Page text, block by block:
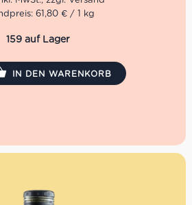
extra von Giuliano Tartufi ist mit
weißen Trüffel perfekt für einen
Doch unsere liebste Art das
zu genießen, ist es auf eine
Dazu ein paar fruchtige Tomaten
Aceto Balsamico di Modena
Trüffel Himmel…
61,80 € / 1 kg
159 auf Lager
IN DEN WARENKORB